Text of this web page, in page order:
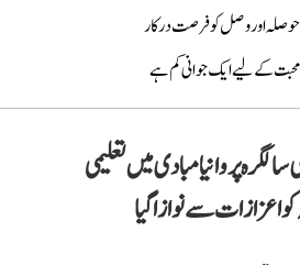
حوصلہ اور وصل کو فرصت درکار
کے لیے ایک جوانی کم ہے
پر وانیامبادی میں تعلیمی